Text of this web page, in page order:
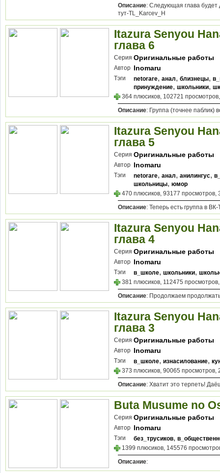
Описание: Следующая глава будет
тут-TL_Karcev_H
Itazura Senyou
глава 6
Серия Оригинальные работы
Автор Inomaru
Тэги netorare, анал, близнецы,
принуждение, школьники,
364 плюсиков, 102721
Описание: Группа (точнее паблик)
Itazura Senyou
глава 5
Серия Оригинальные работы
Автор Inomaru
Тэги netorare, анал, анилингус,
школьницы, юмор
470 плюсиков, 93177 просмотров,
Описание: Теперь есть группа в
Itazura Senyou
глава 4
Серия Оригинальные работы
Автор Inomaru
Тэги в_школе, школьники,
381 плюсиков, 112475
Описание: Продолжаем
Itazura Senyou
глава 3
Серия Оригинальные работы
Автор Inomaru
Тэги в_школе, изнасилование,
373 плюсиков, 90065 просмотров,
Описание: Хватит это терпеть!
Buta Musume no
Серия Оригинальные работы
Автор Inomaru
Тэги без_трусиков,
1399 плюсиков, 145576
Описание: